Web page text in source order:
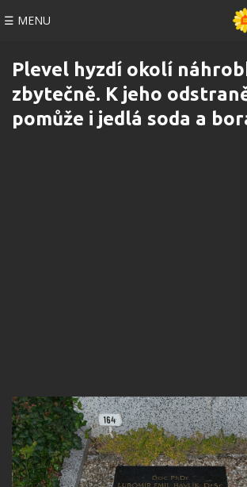
☰ MENU
Plevel hyzdí okolí
zbytečně. K jeho
pomůže i jedlá soda a